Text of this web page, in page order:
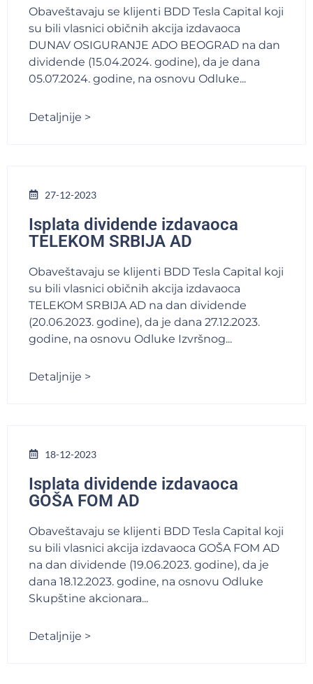
Obaveštavaju se klijenti BDD Tesla Capital koji
su bili vlasnici običnih akcija izdavaoca
DUNAV OSIGURANJE ADO BEOGRAD na dan
dividende (15.04.2024. godine), da je dana
05.07.2024. godine, na osnovu Odluke...
Detaljnije >
27-12-2023
Isplata dividende izdavaoca
TELEKOM SRBIJA AD
Obaveštavaju se klijenti BDD Tesla Capital koji
su bili vlasnici običnih akcija izdavaoca
TELEKOM SRBIJA AD na dan dividende
(20.06.2023. godine), da je dana 27.12.2023.
godine, na osnovu Odluke Izvršnog...
Detaljnije >
18-12-2023
Isplata dividende izdavaoca
GOŠA FOM AD
Obaveštavaju se klijenti BDD Tesla Capital koji
su bili vlasnici akcija izdavaoca GOŠA FOM AD
na dan dividende (19.06.2023. godine), da je
dana 18.12.2023. godine, na osnovu Odluke
Skupštine akcionara...
Detaljnije >